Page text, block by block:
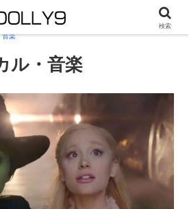
音楽
ル・音楽
検索